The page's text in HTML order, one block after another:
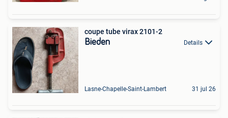
coupe tube virax 2101-2
Bieden Details
Lasne-Chapelle-Saint-Lambert 31 jul 26